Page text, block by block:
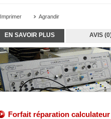
Imprimer Agrandir
EN SAVOIR PLUS AVIS
Forfait réparation